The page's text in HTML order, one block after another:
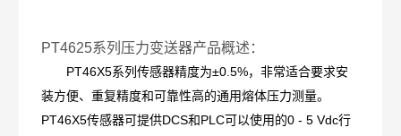
PT4625系列压力变送器产品概述：
PT46X5系列传感器精度为±0.5%，非常适合要求安
装方便、重复精度和可靠性高的通用熔体压力测量。
PT46X5传感器可提供DCS和PLC可以使用的0 - 5 Vdc行